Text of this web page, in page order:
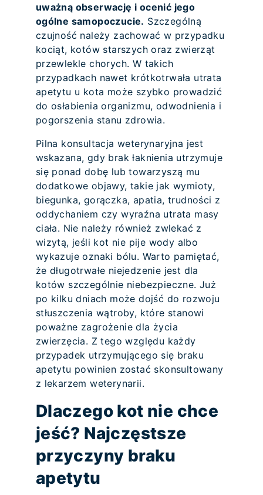
uważną obserwację i ocenić jego
ogólne samopoczucie. Szczególną
czujność należy zachować w przypadku
kociąt, kotów starszych oraz zwierząt
przewlekle chorych. W takich
przypadkach nawet krótkotrwała utrata
apetytu u kota może szybko prowadzić
do osłabienia organizmu, odwodnienia i
pogorszenia stanu zdrowia.
Pilna konsultacja weterynaryjna jest
wskazana, gdy brak łaknienia utrzymuje
się ponad dobę lub towarzyszą mu
dodatkowe objawy, takie jak wymioty,
biegunka, gorączka, apatia, trudności z
oddychaniem czy wyraźna utrata masy
ciała. Nie należy również zwlekać z
wizytą, jeśli kot nie pije wody albo
wykazuje oznaki bólu. Warto pamiętać,
że długotrwałe niejedzenie jest dla
kotów szczególnie niebezpieczne. Już
po kilku dniach może dojść do rozwoju
stłuszczenia wątroby, które stanowi
poważne zagrożenie dla życia
zwierzęcia. Z tego względu każdy
przypadek utrzymującego się braku
apetytu powinien zostać skonsultowany
z lekarzem weterynarii.
Dlaczego kot nie chce
jeść? Najczęstsze
przyczyny braku
apetytu